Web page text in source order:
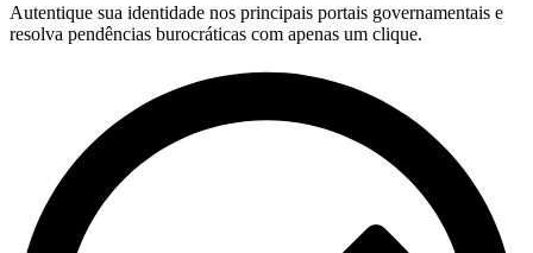
Autentique sua identidade nos principais portais governamentais e
resolva pendências burocráticas com apenas um clique.